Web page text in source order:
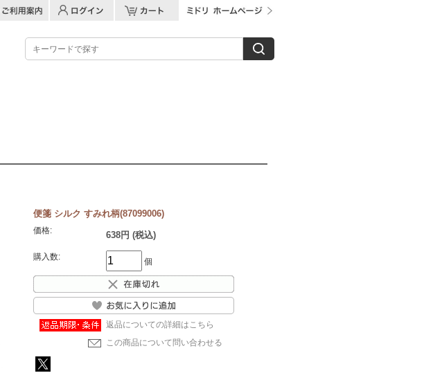
便箋 シルク すみれ柄(87099006)
価格: 638円 (税込)
購入数: 個
返品についての詳細はこちら
この商品について問い合わせる